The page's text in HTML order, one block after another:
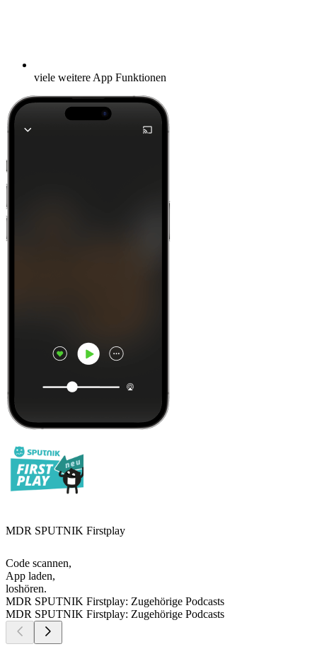
viele weitere App Funktionen
MDR SPUTNIK Firstplay
Code scannen,
App laden,
loshören.
MDR SPUTNIK Firstplay: Zugehörige Podcasts
MDR SPUTNIK Firstplay: Zugehörige Podcasts